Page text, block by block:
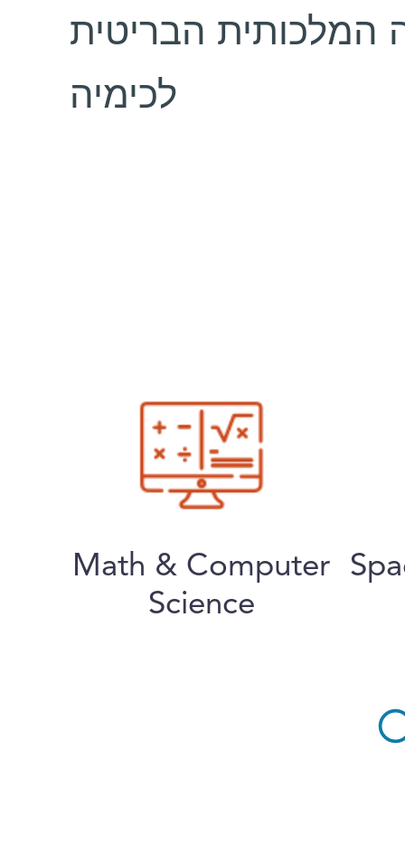
המלכותית הבריטית
לכימיה
Math & Computer
Science